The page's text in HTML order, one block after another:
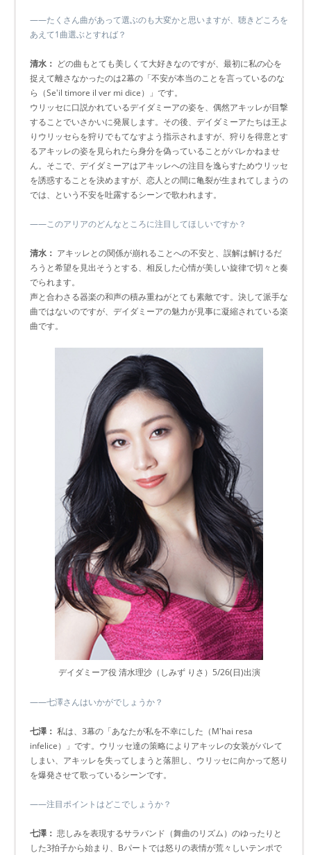
――たくさん曲があって選ぶのも大変かと思いますが、聴きどころを
あえて1曲選ぶとすれば？
清水： どの曲もとても美しくて大好きなのですが、最初に私の心を
捉えて離さなかったのは2幕の「不安が本当のことを言っているのな
ら（Se'il timore il ver mi dice）」です。
ウリッセに口説かれているデイダミーアの姿を、偶然アキッレが目撃
することでいさかいに発展します。その後、デイダミーアたちは王よ
りウリッセらを狩りでもてなすよう指示されますが、狩りを得意とす
るアキッレの姿を見られたら身分を偽っていることがバレかねませ
ん。そこで、デイダミーアはアキッレへの注目を逸らすためウリッセ
を誘惑することを決めますが、恋人との間に亀裂が生まれてしまうの
では、という不安を吐露するシーンで歌われます。
――このアリアのどんなところに注目してほしいですか？
清水： アキッレとの関係が崩れることへの不安と、誤解は解けるだ
ろうと希望を見出そうとする、相反した心情が美しい旋律で切々と奏
でられます。
声と合わさる器楽の和声の積み重ねがとても素敵です。決して派手な
曲ではないのですが、デイダミーアの魅力が見事に凝縮されている楽
曲です。
デイダミーア役 清水理沙（しみず りさ）5/26(日)出演
――七澤さんはいかがでしょうか？
七澤： 私は、3幕の「あなたが私を不幸にした（M'hai resa
infelice）」です。ウリッセ達の策略によりアキッレの女装がバレて
しまい、アキッレを失ってしまうと落胆し、ウリッセに向かって怒り
を爆発させて歌っているシーンです。
――注目ポイントはどこでしょうか？
七澤： 悲しみを表現するサラバンド（舞曲のリズム）のゆったりと
した3拍子から始まり、Bパートでは怒りの表情が荒々しいテンポで